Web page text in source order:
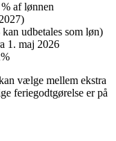
af lønnen
udbetales som løn)
1. maj 2026
vælge mellem ekstra
feriegodtgørelse er på